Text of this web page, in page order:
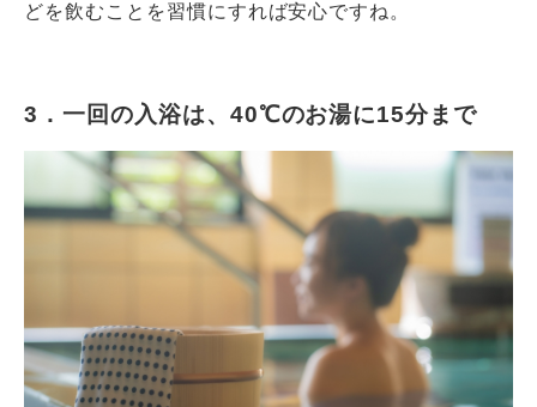
どを飲むことを習慣にすれば安心ですね。
3．一回の入浴は、40℃のお湯に15分まで